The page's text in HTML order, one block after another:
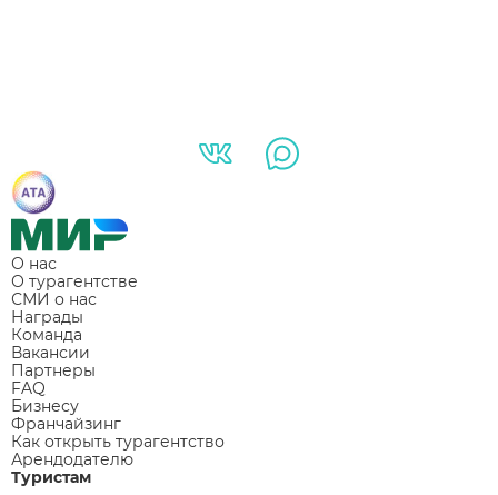
О нас
О турагентстве
СМИ о нас
Награды
Команда
Вакансии
Партнеры
FAQ
Бизнесу
Франчайзинг
Как открыть турагентство
Арендодателю
Туристам